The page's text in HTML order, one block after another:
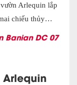
Arlequin lắp
chiếu thủy…
Banian DC 07
Arlequin